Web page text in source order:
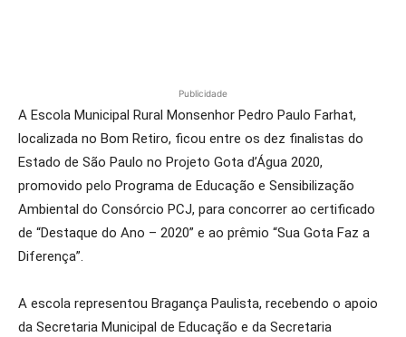
Publicidade
A Escola Municipal Rural Monsenhor Pedro Paulo Farhat,
localizada no Bom Retiro, ficou entre os dez finalistas do
Estado de São Paulo no Projeto Gota d’Água 2020,
promovido pelo Programa de Educação e Sensibilização
Ambiental do Consórcio PCJ, para concorrer ao certificado
de “Destaque do Ano – 2020” e ao prêmio “Sua Gota Faz a
Diferença”.
A escola representou Bragança Paulista, recebendo o apoio
da Secretaria Municipal de Educação e da Secretaria